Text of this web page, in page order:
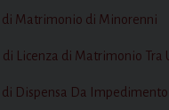
di Matrimonio di Minorenni
di Licenza di Matrimonio
di Dispensa Da